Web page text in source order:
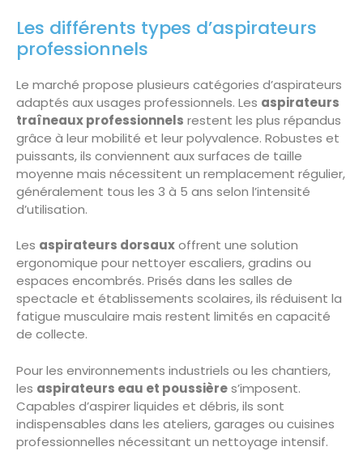
Les différents types d’aspirateurs
professionnels
Le marché propose plusieurs catégories d’aspirateurs
adaptés aux usages professionnels. Les aspirateurs
traîneaux professionnels restent les plus répandus
grâce à leur mobilité et leur polyvalence. Robustes et
puissants, ils conviennent aux surfaces de taille
moyenne mais nécessitent un remplacement régulier,
généralement tous les 3 à 5 ans selon l’intensité
d’utilisation.
Les aspirateurs dorsauxoffrent une solution
ergonomique pour nettoyer escaliers, gradins ou
espaces encombrés. Prisés dans les salles de
spectacle et établissements scolaires, ils réduisent la
fatigue musculaire mais restent limités en capacité
de collecte.
Pour les environnements industriels ou les chantiers,
les aspirateurs eau et poussières’imposent.
Capables d’aspirer liquides et débris, ils sont
indispensables dans les ateliers, garages ou cuisines
professionnelles nécessitant un nettoyage intensif.